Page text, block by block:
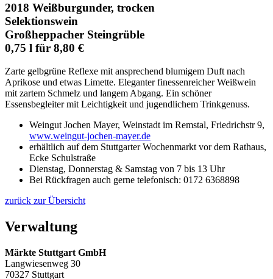
2018 Weißburgunder, trocken
Selektionswein
Großheppacher Steingrüble
0,75 l für 8,80 €
Zarte gelbgrüne Reflexe mit ansprechend blumigem Duft nach
Aprikose und etwas Limette. Eleganter finessenreicher Weißwein
mit zartem Schmelz und langem Abgang. Ein schöner
Essensbegleiter mit Leichtigkeit und jugendlichem Trinkgenuss.
Weingut Jochen Mayer, Weinstadt im Remstal, Friedrichstr 9,
www.weingut-jochen-mayer.de
erhältlich auf dem Stuttgarter Wochenmarkt vor dem Rathaus,
Ecke Schulstraße
Dienstag, Donnerstag & Samstag von 7 bis 13 Uhr
Bei Rückfragen auch gerne telefonisch: 0172 6368898
zurück zur Übersicht
Verwaltung
Märkte Stuttgart GmbH
Langwiesenweg 30
70327 Stuttgart